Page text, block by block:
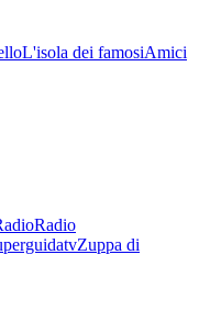
L'isola dei famosiAmici
Radio
Zuppa di